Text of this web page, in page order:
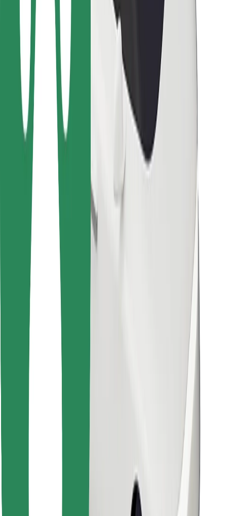
Ételfutároknak
Bolt Food
Flottapartnereknek
Éttermeknek
Bolt for Business
Egyéb
Beszállítók
Felhasználási feltételek
Sütik
Pár perc alatt ott vagyunk érted!
Bolt alkalmazás letöltése
Találd meg kedvenc ételedet!
Bolt Food app letöltése